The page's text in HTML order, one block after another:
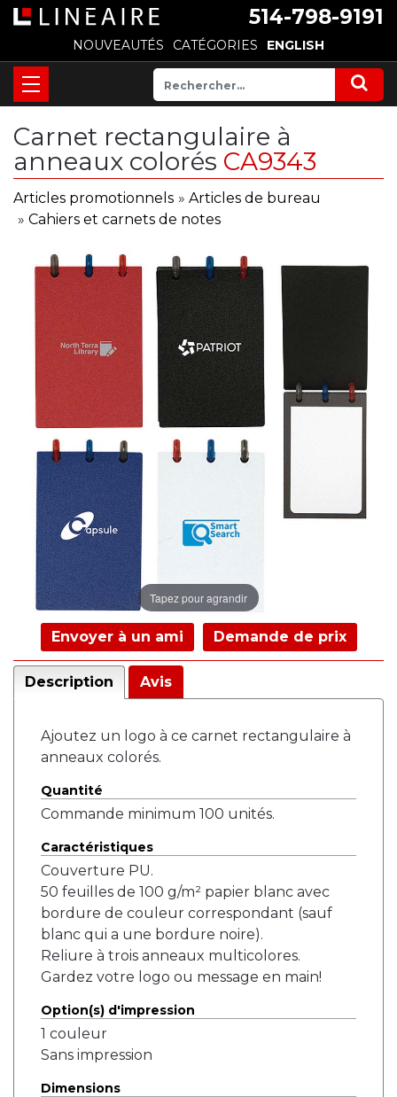
514-798-9191
NOUVEAUTÉS CATÉGORIES ENGLISH
Carnet rectangulaire à
anneaux colorés CA9343
Articles promotionnels » Articles de bureau
» Cahiers et carnets de notes
Tapez pour agrandir
Envoyer à un ami Demande de prix
Description Avis
Ajoutez un logo à ce carnet rectangulaire à
anneaux colorés.
Quantité
Commande minimum 100 unités.
Caractéristiques
Couverture PU.
50 feuilles de 100 g/m² papier blanc avec
bordure de couleur correspondant (sauf
blanc qui a une bordure noire).
Reliure à trois anneaux multicolores.
Gardez votre logo ou message en main!
Option(s) d'impression
1 couleur
Sans impression
Dimensions